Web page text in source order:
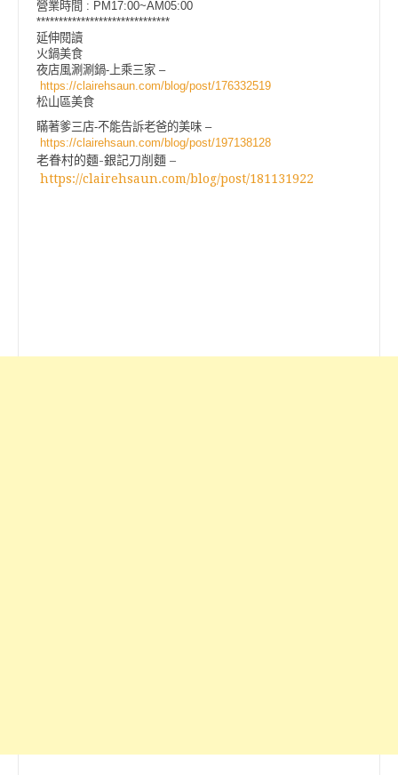
營業時間 : PM17:00~AM05:00
******************************
延伸閱讀
火鍋美食
夜店風涮涮鍋-上乘三家 –
https://clairehsaun.com/blog/post/176332519
松山區美食
瞞著爹三店-不能告訴老爸的美味 –
https://clairehsaun.com/blog/post/197138128
老眷村的麵-銀記刀削麵 –
https://clairehsaun.com/blog/post/181131922